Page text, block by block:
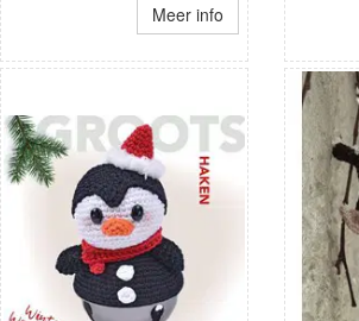
Meer info